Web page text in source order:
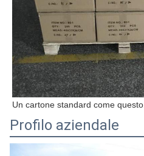
Un cartone standard come questo.
Profilo aziendale